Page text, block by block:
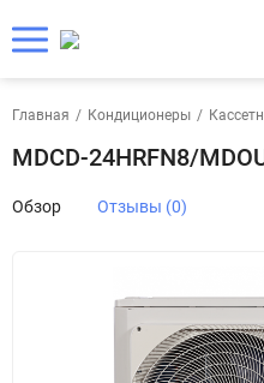
Главная / Кондиционеры /
MDCD-24HRFN8/
Обзор Отзывы (0)